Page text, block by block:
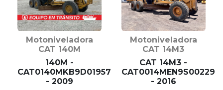
Motoniveladora
CAT 140M
140M -
CAT0140MKB9D01957
- 2009
Motoniveladora
CAT 14M3
CAT 14M3 -
CAT0014MEN9S00229
- 2016